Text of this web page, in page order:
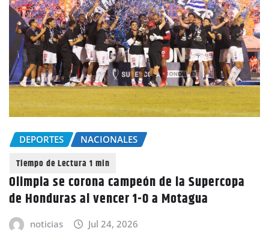
DEPORTES NACIONALES
Olimpia se corona campeón de la Supercopa
de Honduras al vencer 1-0 a Motagua
noticias Jul 24, 2026